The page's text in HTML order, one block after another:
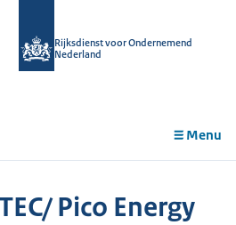
Rijksdienst voor Ondernemend
Nederland
Menu
Pico Energy